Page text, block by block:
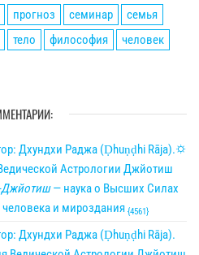
прогноз семинар
семья
тело философия
человек
Дхундхи Раджа (Ḍhuṇḍhi Rāja).🌣
Астрологии Джйотиш
Джйотиш— наука о Высших Силах
и мироздания {4561}
Дхундхи Раджа (Ḍhuṇḍhi Rāja).